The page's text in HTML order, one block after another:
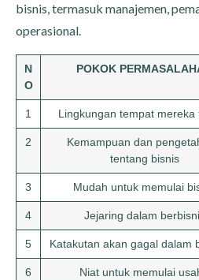
bisnis, termasuk manajemen,
operasional.
N
O
POKOK
1 Lingkungan tempat mereka
2
Kemampuan dan
tentang bisnis
3 Mudah untuk memulai
4 Jejaring dalam
5 Katakutan akan gagal dalam
6 Niat untuk memulai